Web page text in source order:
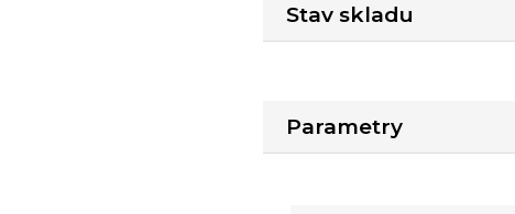
Stav skladu
Parametry